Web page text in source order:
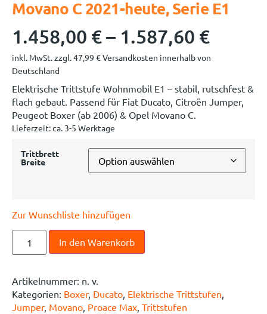
Movano C 2021-heute, Serie E1
1.458,00 €– 1.587,60 €
inkl. MwSt.zzgl.47,99 €Versandkosten innerhalb von
Deutschland
Elektrische Trittstufe Wohnmobil E1 – stabil, rutschfest &
flach gebaut. Passend für Fiat Ducato, Citroën Jumper,
Peugeot Boxer (ab 2006) & Opel Movano C.
Lieferzeit:ca. 3-5 Werktage
Trittbrett
Breite
Zur Wunschliste hinzufügen
In den Warenkorb
Artikelnummer: n. v.
Kategorien: Boxer, Ducato, Elektrische Trittstufen,
Jumper, Movano, Proace Max, Trittstufen